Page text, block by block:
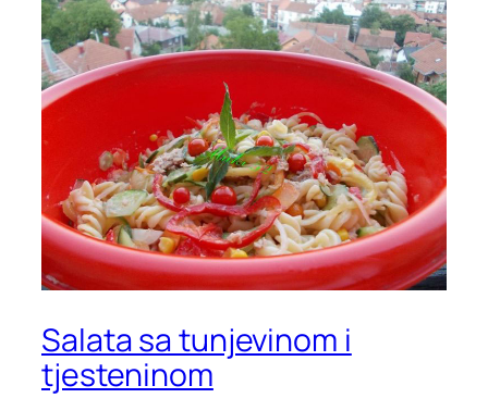
Salata sa tunjevinom i
tjesteninom